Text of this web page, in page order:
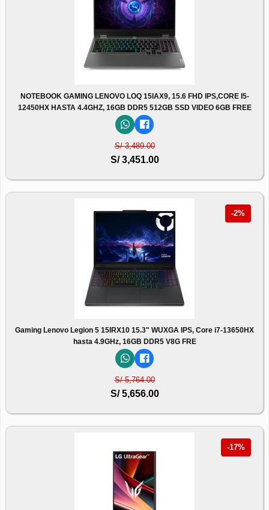
NOTEBOOK GAMING LENOVO LOQ 15IAX9, 15.6 FHD IPS,CORE I5-
12450HX HASTA 4.4GHZ, 16GB DDR5 512GB SSD VIDEO 6GB FREE
S/ 3,489.00
S/ 3,451.00
-2%
Gaming Lenovo Legion 5 15IRX10 15.3" WUXGA IPS, Core i7-13650HX
hasta 4.9GHz, 16GB DDR5 V8G FRE
S/ 5,764.00
S/ 5,656.00
-17%